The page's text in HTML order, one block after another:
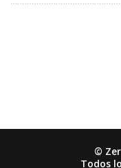
©
Todos